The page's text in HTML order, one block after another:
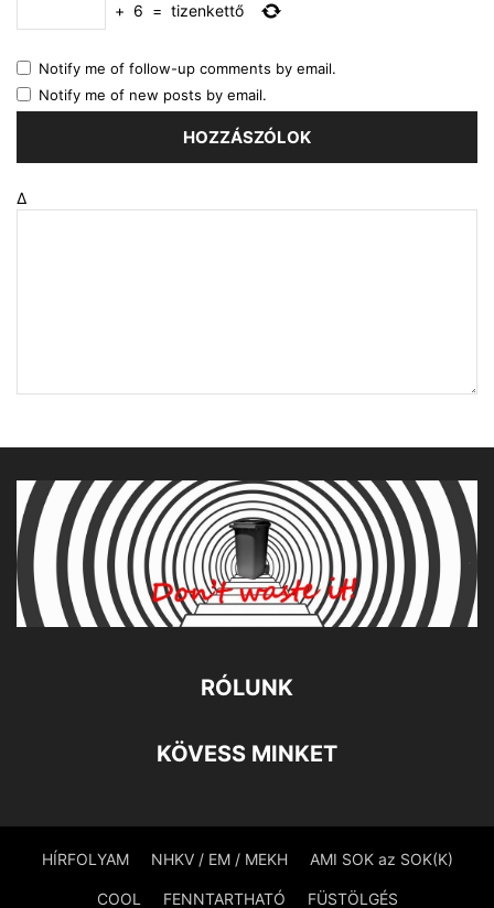
+ 6 = tizenkettő
Notify me of follow-up comments by email.
Notify me of new posts by email.
Δ
RÓLUNK
KÖVESS MINKET
HÍRFOLYAM NHKV / EM / MEKH AMI SOK az SOK(K)
COOL FENNTARTHATÓ FÜSTÖLGÉS